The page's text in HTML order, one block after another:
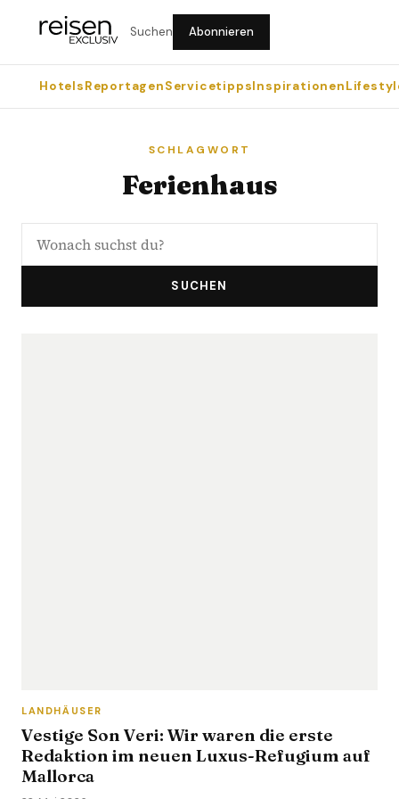
Suchen Abonnieren
HotelsReportagenServicetippsInspirationen
SCHLAGWORT
Ferienhaus
SUCHEN
LANDHÄUSER
Vestige Son Veri: Wir waren die erste
Redaktion im neuen Luxus-Refugium auf
Mallorca